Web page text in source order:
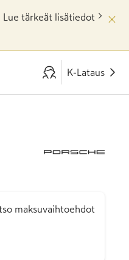
Lue tärkeät lisätiedot
K-Lataus
maksuvaihtoehdot